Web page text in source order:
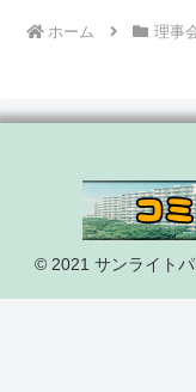
ホーム 理事
© 2021 サンライト